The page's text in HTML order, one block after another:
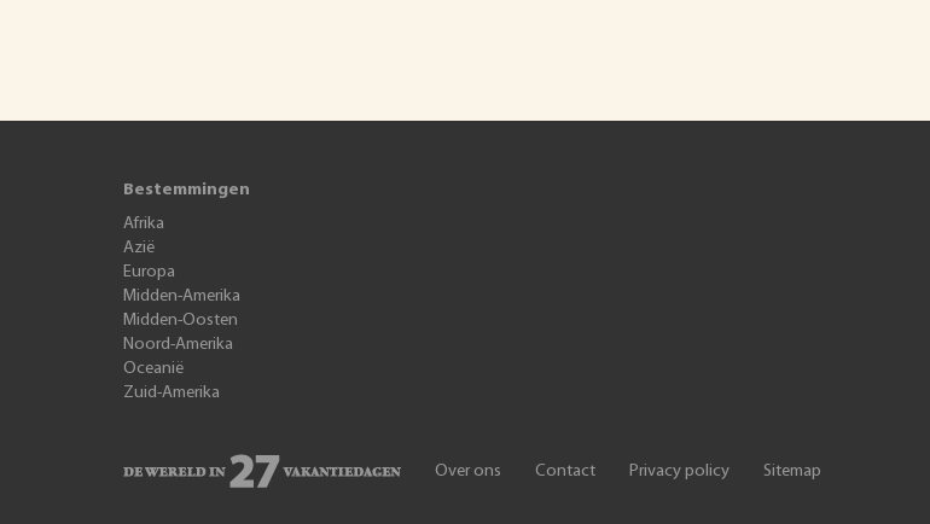
Bestemmingen
Afrika
Azië
Europa
Midden-Amerika
Midden-Oosten
Noord-Amerika
Oceanië
Zuid-Amerika
Over ons Contact Privacy policy Sitemap